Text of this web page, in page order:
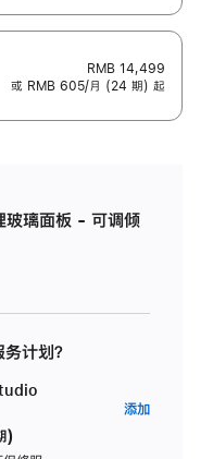
RMB 14,499
或 RMB 605/月 (24 期) 起
璃面板 - 可调倾
计划？
)
添加